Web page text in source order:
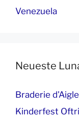
Venezuela
Neueste
Braderie
Kinderfest